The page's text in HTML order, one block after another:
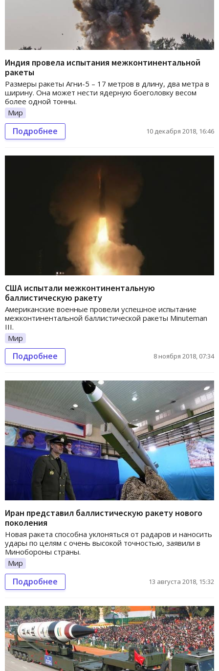
Индия провела испытания межконтинентальной
ракеты
Размеры ракеты Агни-5 – 17 метров в длину, два метра в
ширину. Она может нести ядерную боеголовку весом
более одной тонны.
Мир
Подробнее 10 декабря 2018, 16:46
США испытали межконтинентальную
баллистическую ракету
Американские военные провели успешное испытание
межконтинентальной баллистической ракеты Minuteman
III.
Мир
Подробнее 8 ноября 2018, 07:34
Иран представил баллистическую ракету нового
поколения
Новая ракета способна уклоняться от радаров и наносить
удары по целям с очень высокой точностью, заявили в
Минобороны страны.
Мир
Подробнее 13 августа 2018, 15:32